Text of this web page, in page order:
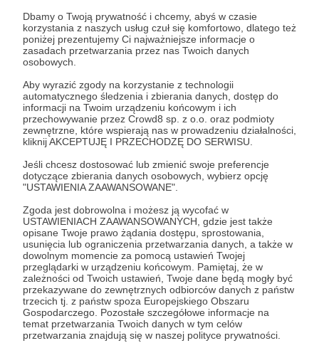
Dbamy o Twoją prywatność i chcemy, abyś w czasie
korzystania z naszych usług czuł się komfortowo, dlatego też
poniżej prezentujemy Ci najważniejsze informacje o
zasadach przetwarzania przez nas Twoich danych
osobowych.
Aby wyrazić zgody na korzystanie z technologii
automatycznego śledzenia i zbierania danych, dostęp do
informacji na Twoim urządzeniu końcowym i ich
przechowywanie przez Crowd8 sp. z o.o. oraz podmioty
zewnętrzne, które wspierają nas w prowadzeniu działalności,
kliknij AKCEPTUJĘ I PRZECHODZĘ DO SERWISU.
Jeśli chcesz dostosować lub zmienić swoje preferencje
dotyczące zbierania danych osobowych, wybierz opcję
"USTAWIENIA ZAAWANSOWANE".
Zgoda jest dobrowolna i możesz ją wycofać w
USTAWIENIACH ZAAWANSOWANYCH, gdzie jest także
opisane Twoje prawo żądania dostępu, sprostowania,
usunięcia lub ograniczenia przetwarzania danych, a także w
dowolnym momencie za pomocą ustawień Twojej
przeglądarki w urządzeniu końcowym. Pamiętaj, że w
zależności od Twoich ustawień, Twoje dane będą mogły być
przekazywane do zewnętrznych odbiorców danych z państw
trzecich tj. z państw spoza Europejskiego Obszaru
Gospodarczego. Pozostałe szczegółowe informacje na
temat przetwarzania Twoich danych w tym celów
przetwarzania znajdują się w naszej polityce prywatności.
Post dostępny tylko dla Patronów
Aby zobaczyć ten materiał musisz być zalogowany
Zostań Patronem
Zaloguj się
Działania militarne Marek Budzisz Ukraina Wojna
Udostępnij
Strategy&Future